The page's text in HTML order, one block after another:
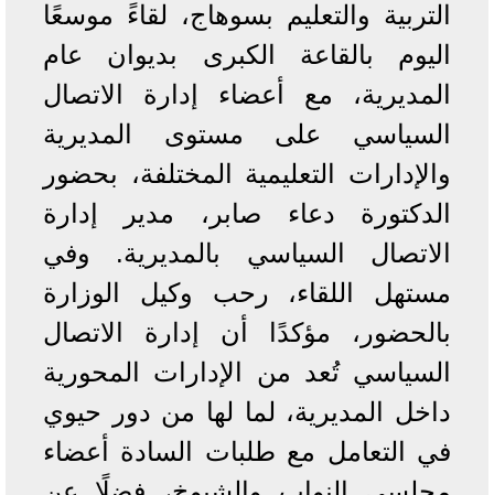
التربية والتعليم بسوهاج، لقاءً موسعًا
اليوم بالقاعة الكبرى بديوان عام
المديرية، مع أعضاء إدارة الاتصال
السياسي على مستوى المديرية
والإدارات التعليمية المختلفة، بحضور
الدكتورة دعاء صابر، مدير إدارة
الاتصال السياسي بالمديرية. وفي
مستهل اللقاء، رحب وكيل الوزارة
بالحضور، مؤكدًا أن إدارة الاتصال
السياسي تُعد من الإدارات المحورية
داخل المديرية، لما لها من دور حيوي
في التعامل مع طلبات السادة أعضاء